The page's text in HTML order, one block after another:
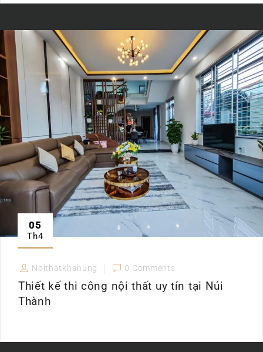
05
Th4
Noithatkhahung 0 Comments
Thiết kế thi công nội thất uy tín tại Núi
Thành